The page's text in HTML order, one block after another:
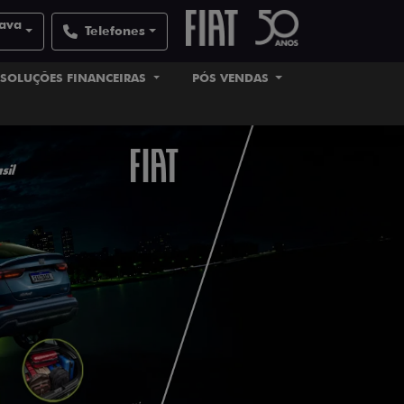
Telefones
SOLUÇÕES FINANCEIRAS PÓS VENDAS